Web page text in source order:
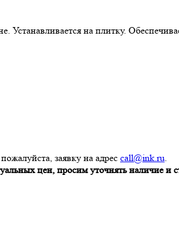
на плитку.
заявку на адрес call@ink.ru.
цен, просим уточнять наличие и